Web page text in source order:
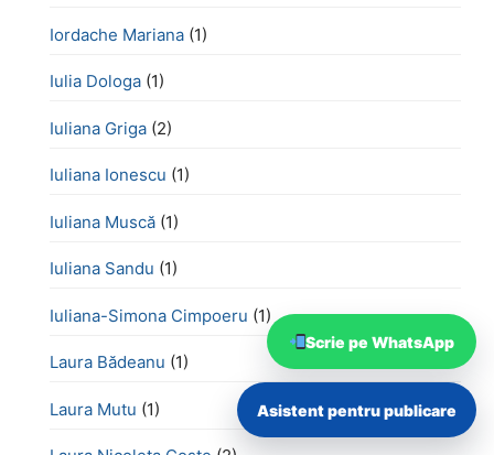
Iordache Mariana (1)
Iulia Dologa (1)
Iuliana Griga (2)
Iuliana Ionescu (1)
Iuliana Muscă (1)
Iuliana Sandu (1)
Iuliana-Simona Cimpoeru (1)
Laura Bădeanu (1)
Laura Mutu (1)
Scrie pe WhatsApp
Asistent pentru publicare